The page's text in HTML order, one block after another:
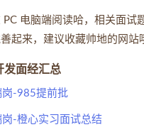
电脑端阅读哈，相关面试
起来，建议收藏帅地的网站
发面经汇总
岗-985提前批
-橙心实习面试总结